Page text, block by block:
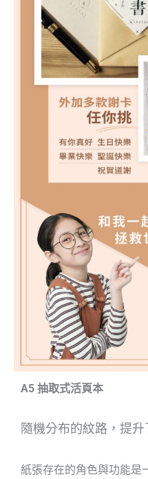
A5 抽取式活頁本
隨機分布的紋路，提
紙張存在的角色與功能是